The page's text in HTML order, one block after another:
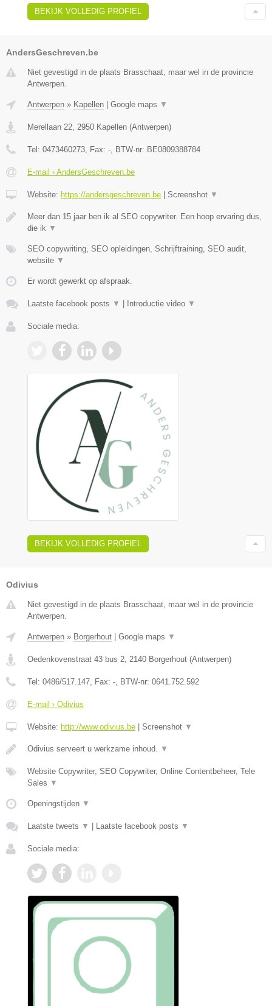
BEKIJK VOLLEDIG PROFIEL
AndersGeschreven.be
Niet gevestigd in de plaats Brasschaat, maar wel in de provincie
Antwerpen.
Antwerpen » Kapellen | Google maps ▼
Merellaan 22 2950 Kapellen (Antwerpen)
Tel: 0473460273 , Fax: - , BTW-nr: BE0809388784
E-mail › AndersGeschreven.be
Website: https://andersgeschreven.be | Screenshot ▼
Meer dan 15 jaar ben ik al SEO copywriter. Een hoop ervaring dus,
die ik ▼
SEO copywriting, SEO opleidingen, Schrijftraining, SEO audit,
website ▼
Er wordt gewerkt op afspraak.
Laatste facebook posts ▼ | Introductie video ▼
Sociale media:
BEKIJK VOLLEDIG PROFIEL
Odivius
Niet gevestigd in de plaats Brasschaat, maar wel in de provincie
Antwerpen.
Antwerpen » Borgerhout | Google maps ▼
Oedenkovenstraat 43 bus 2 2140 Borgerhout (Antwerpen)
Tel: 0486/517.147 , Fax: - , BTW-nr: 0641.752.592
E-mail › Odivius
Website: http://www.odivius.be | Screenshot ▼
Odivius serveert u werkzame inhoud. ▼
Website Copywriter, SEO Copywriter, Online Contentbeheer, Tele
Sales ▼
Openingstijden ▼
Laatste tweets ▼ | Laatste facebook posts ▼
Sociale media: